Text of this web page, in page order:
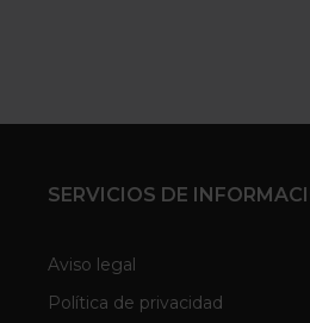
SERVICIOS DE
Aviso legal
Política de privacidad